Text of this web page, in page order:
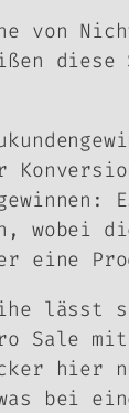
wobei
eine
lässt
mit
hier
bei